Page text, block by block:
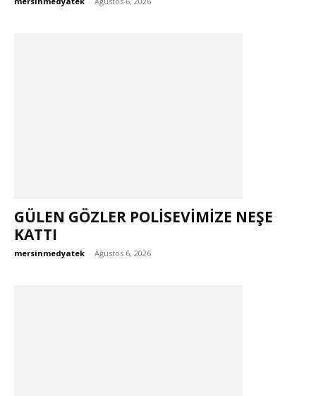
GÜLEN GÖZLER POLISEVIMIZE NEŞE
KATTI
mersinmedyatek - Ağustos 6, 2026